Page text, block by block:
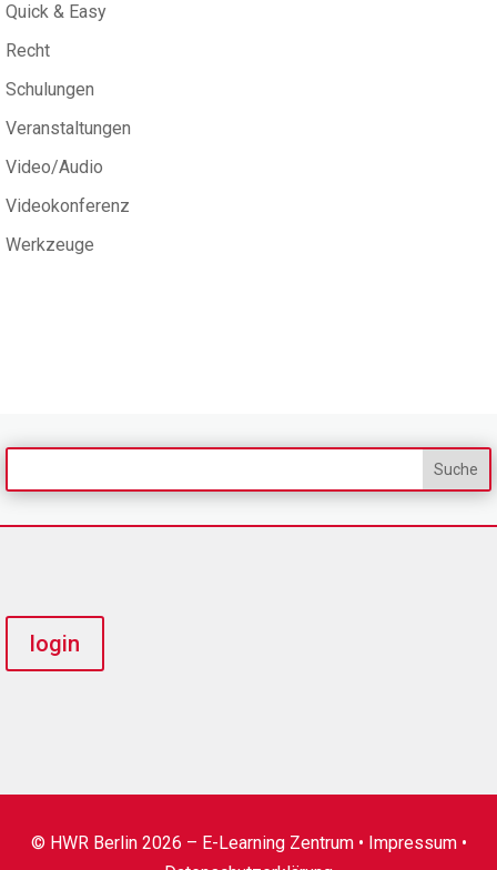
Quick & Easy
Recht
Schulungen
Veranstaltungen
Video/Audio
Videokonferenz
Werkzeuge
login
© HWR Berlin 2026 – E-Learning Zentrum • Impressum•